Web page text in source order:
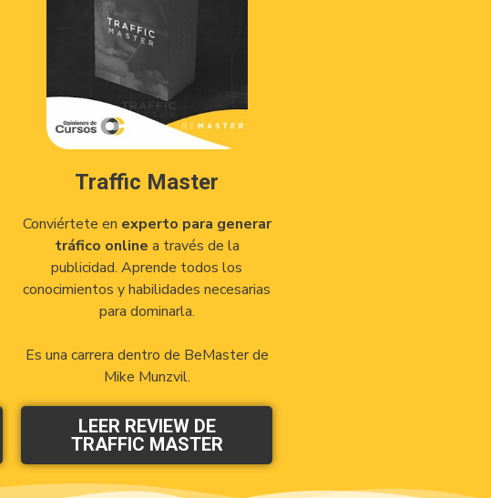
Traffic Master
Conviértete en experto para generar
tráfico online a través de la
publicidad. Aprende todos los
conocimientos y habilidades necesarias
para dominarla.
Es una carrera dentro de BeMaster de
Mike Munzvil.
LEER REVIEW DE
TRAFFIC MASTER